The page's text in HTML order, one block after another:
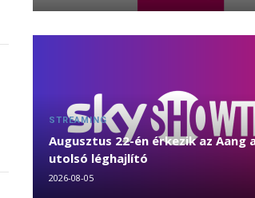
STREAMING
Augusztus 22-én érkezik az Aang
utolsó léghajlító
2026-08-05